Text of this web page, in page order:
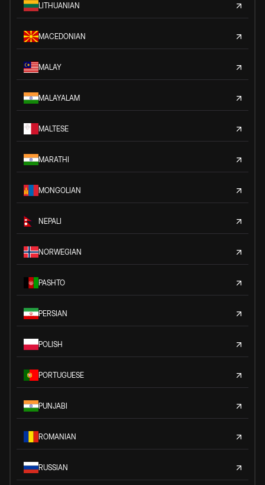
LITHUANIAN
MACEDONIAN
MALAY
MALAYALAM
MALTESE
MARATHI
MONGOLIAN
NEPALI
NORWEGIAN
PASHTO
PERSIAN
POLISH
PORTUGUESE
PUNJABI
ROMANIAN
RUSSIAN